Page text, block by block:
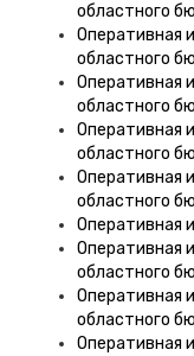
областного
Оперативная
областного
Оперативная
областного
Оперативная
областного
Оперативная
областного
Оперативная
Оперативная
областного
Оперативная
областного
Оперативная